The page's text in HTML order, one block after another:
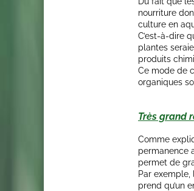
nourriture
culture en
C’est-à-dire
plantes
produits
Ce mode de
organiques
Très grand
Comme
permanence
permet de
Par
prend qu’un